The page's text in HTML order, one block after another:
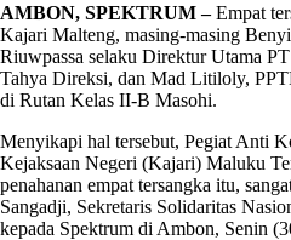
AMBON, SPEKTRUM –Empat
Kajari Malteng, masing-masing
Riuwpassa selaku Direktur Utama
Tahya Direksi, dan Mad Litiloly,
di Rutan Kelas II-B Masohi.
Menyikapi hal tersebut, Pegiat Anti
Kejaksaan Negeri (Kajari) Maluku
penahanan empat tersangka itu,
Sangadji, Sekretaris Solidaritas
kepada Spektrum di Ambon, Senin